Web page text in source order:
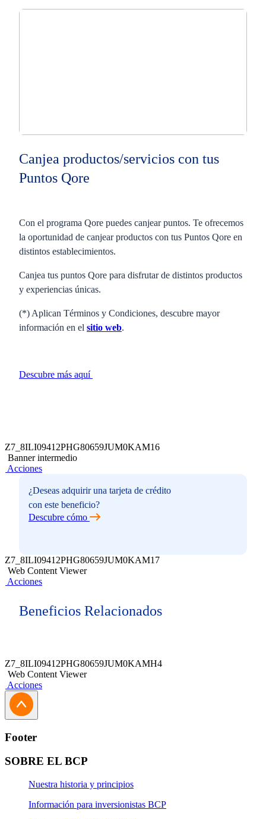
Canjea productos/servicios con tus
Puntos Qore​
Con el programa Qore puedes canjear puntos. Te ofrecemos
la oportunidad de canjear productos con tus Puntos Qore en
distintos establecimientos​.
Canjea tus puntos Qore para disfrutar de distintos productos
y experiencias únicas.
(*) Aplican Términos y Condiciones, descubre mayor
información en el sitio web.
Descubre más aquí
Z7_8ILI09412PHG80659JUM0KAM16
Banner intermedio
Acciones
¿Deseas adquirir una tarjeta de crédito
con este beneficio?
Descubre cómo
Z7_8ILI09412PHG80659JUM0KAM17
Web Content Viewer
Acciones
Beneficios Relacionados
Z7_8ILI09412PHG80659JUM0KAMH4
Web Content Viewer
Acciones
Footer
SOBRE EL BCP
Nuestra historia y principios
Información para inversionistas BCP